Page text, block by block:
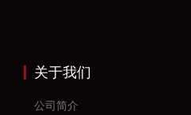
关于我们
公司简介